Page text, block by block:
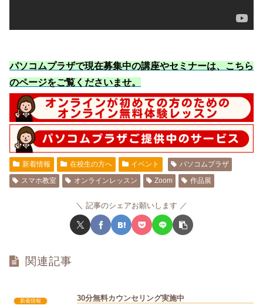
パソコムプラザで現在募集中の講座やセミナーは、こちら
のページをご覧くださいませ。
新着情報 在校生の方へ イベント
パソコムプラザ
スマホ教室
オンラインレッスン Zoom 作品展
記事のシェアお願いします
関連記事
新着情報 30分無料カウンセリング実施中